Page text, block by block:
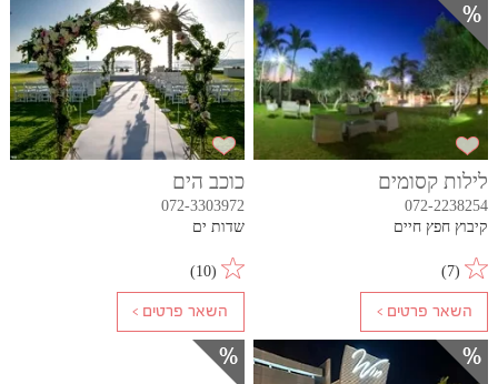
לילות קסומים
072-2238254
קיבוץ חפץ חיים
(
7
)
כוכב הים
072-3303972
שדות ים
(
10
)